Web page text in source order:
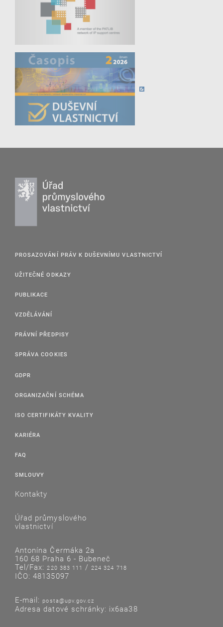
PROSAZOVÁNÍ PRÁV K DUŠEVNÍMU VLASTNICTVÍ
UŽITEČNÉ ODKAZY
PUBLIKACE
VZDĚLÁVÁNÍ
PRÁVNÍ PŘEDPISY
SPRÁVA COOKIES
GDPR
ORGANIZAČNÍ SCHÉMA
ISO CERTIFIKÁTY KVALITY
KARIÉRA
FAQ
SMLOUVY
Kontakty
Úřad průmyslového
vlastnictví
Antonína Čermáka 2a
160 68 Praha 6 - Bubeneč
Tel/Fax:220 383 111 /224 324 718
IČO: 48135097
E-mail: posta@upv.gov.cz
Adresa datové schránky: ix6aa38